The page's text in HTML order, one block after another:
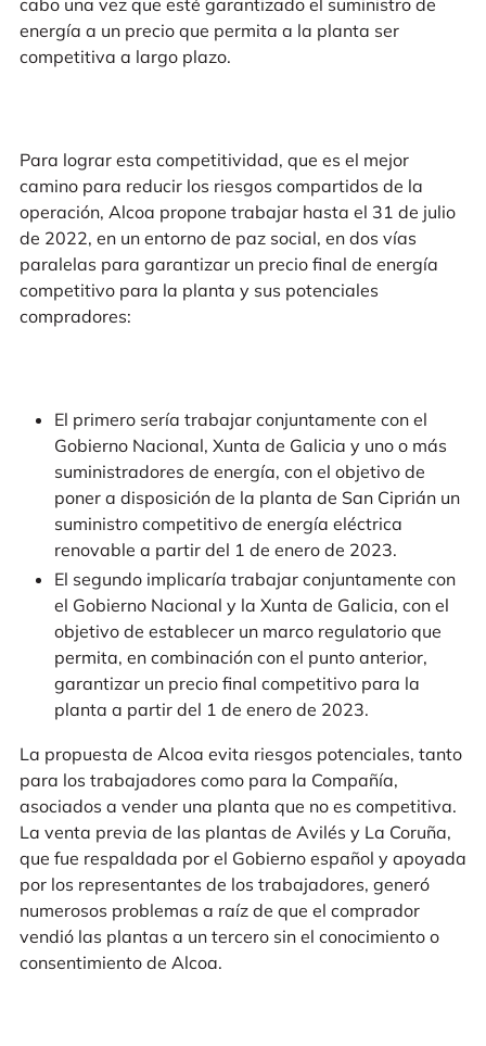
cabo una vez que esté garantizado el suministro de
energía a un precio que permita a la planta ser
competitiva a largo plazo.
Para lograr esta competitividad, que es el mejor
camino para reducir los riesgos compartidos de la
operación, Alcoa propone trabajar hasta el 31 de julio
de 2022, en un entorno de paz social, en dos vías
paralelas para garantizar un precio final de energía
competitivo para la planta y sus potenciales
compradores:
El primero sería trabajar conjuntamente con el
Gobierno Nacional, Xunta de Galicia y uno o más
suministradores de energía, con el objetivo de
poner a disposición de la planta de San Ciprián un
suministro competitivo de energía eléctrica
renovable a partir del 1 de enero de 2023.
El segundo implicaría trabajar conjuntamente con
el Gobierno Nacional y la Xunta de Galicia, con el
objetivo de establecer un marco regulatorio que
permita, en combinación con el punto anterior,
garantizar un precio final competitivo para la
planta a partir del 1 de enero de 2023.
La propuesta de Alcoa evita riesgos potenciales, tanto
para los trabajadores como para la Compañía,
asociados a vender una planta que no es competitiva.
La venta previa de las plantas de Avilés y La Coruña,
que fue respaldada por el Gobierno español y apoyada
por los representantes de los trabajadores, generó
numerosos problemas a raíz de que el comprador
vendió las plantas a un tercero sin el conocimiento o
consentimiento de Alcoa.